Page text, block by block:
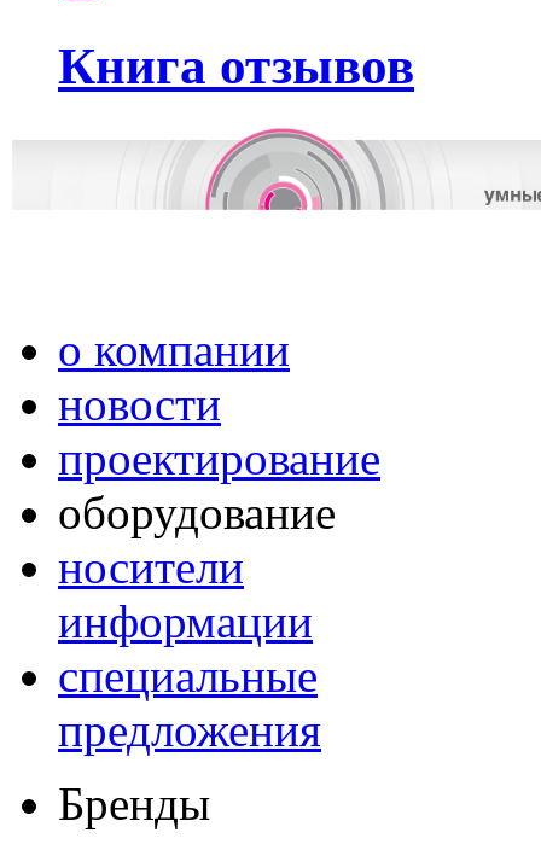
Книга отзывов
о компании
новости
проектирование
оборудование
носители
информации
специальные
предложения
Бренды